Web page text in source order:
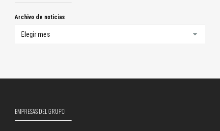
Archivo de noticias
EMPRESAS DEL GRUPO